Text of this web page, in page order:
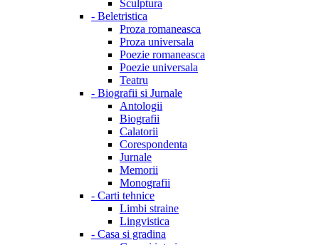
Sculptura
- Beletristica
Proza romaneasca
Proza universala
Poezie romaneasca
Poezie universala
Teatru
- Biografii si Jurnale
Antologii
Biografii
Calatorii
Corespondenta
Jurnale
Memorii
Monografii
- Carti tehnice
Limbi straine
Lingvistica
- Casa si gradina